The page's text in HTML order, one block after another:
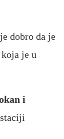
dobro da je
je u
i